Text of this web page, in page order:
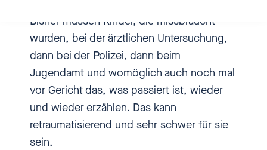
entwickelt in den letzten 10, 20
Jahren. Aber in dem Umfang, wie
wir in einem Childhood-Haus
sehen, wie wir arbeiten können
und was dort notwendig ist, was
abgefragt wird, das können wir
bei weitem noch nicht leisten.
Bisher müssen Kinder, die missbraucht
wurden, bei der ärztlichen Untersuchung,
dann bei der Polizei, dann beim
Jugendamt und womöglich auch noch mal
vor Gericht das, was passiert ist, wieder
und wieder erzählen. Das kann
retraumatisierend und sehr schwer für sie
sein.